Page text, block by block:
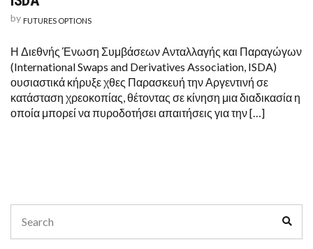
by FUTURES OPTIONS
Η Διεθνής Ένωση Συμβάσεων Ανταλλαγής και Παραγώγων
(International Swaps and Derivatives Association, ISDA)
ουσιαστικά κήρυξε χθες Παρασκευή την Αργεντινή σε
κατάσταση χρεοκοπίας, θέτοντας σε κίνηση μια διαδικασία η
οποία μπορεί να πυροδοτήσει απαιτήσεις για την […]
for: